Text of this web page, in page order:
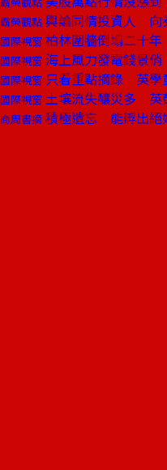
霸榮觀點 輿論同情投資人 向
國際視窗 柏林圍牆倒塌二十
國際視窗 海上風力發電錢景
國際視窗 只看重點摘錄 英學
國際視窗 土壤流失釀災多 英
商周書摘 積極遺忘 能孵出絕